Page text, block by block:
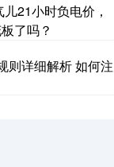
+12.30 +0.17%
21小时负电价，
了吗？
则详细解析 如何注